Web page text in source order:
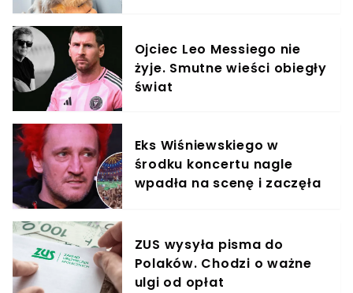
Ojciec Leo Messiego nie
żyje. Smutne wieści obiegły
świat
Eks Wiśniewskiego w
środku koncertu nagle
wpadła na scenę i zaczęła
ZUS wysyła pisma do
Polaków. Chodzi o ważne
ulgi od opłat